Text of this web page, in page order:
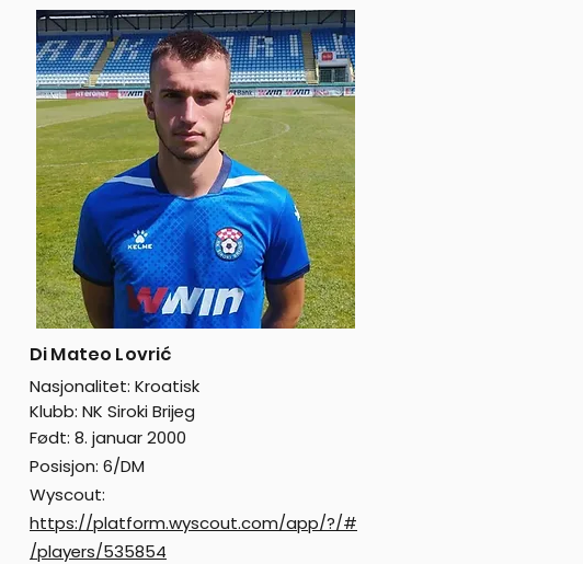
Di Mateo Lovrić
Nasjonalitet: Kroatisk
Klubb: NK Siroki Brijeg
Født: 8. januar 2000
Posisjon: 6/DM
Wyscout:
https://platform.wyscout.com/app/?/#
/players/535854